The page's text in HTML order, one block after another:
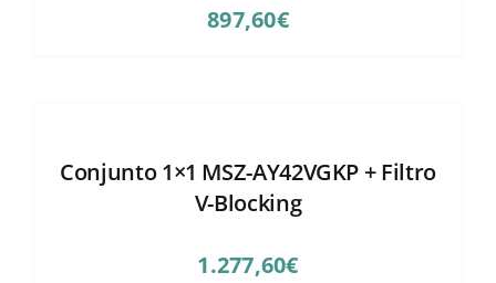
897,60€
Conjunto 1×1 MSZ-AY42VGKP + Filtro
V-Blocking
1.277,60€